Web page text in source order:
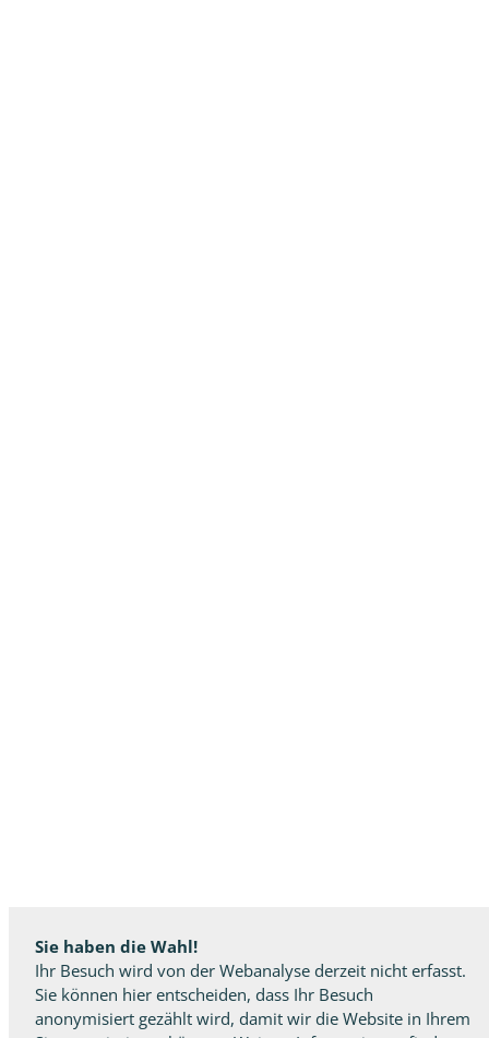
Sie haben die Wahl!
Ihr Besuch wird von der Webanalyse derzeit nicht erfasst.
Sie können hier entscheiden, dass Ihr Besuch
anonymisiert gezählt wird, damit wir die Website in Ihrem